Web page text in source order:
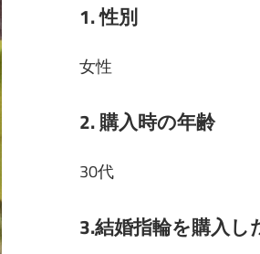
1. 性別
女性
2. 購入時の年齢
30代
3.結婚指輪を購入